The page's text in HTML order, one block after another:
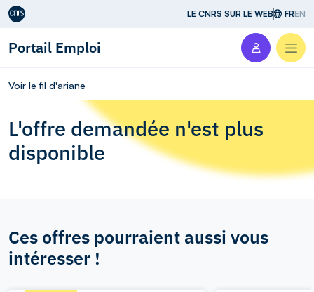
Aller au contenu LE CNRS SUR LE WEB FREN
Portail Emploi
Voir le fil d'ariane
L'offre demandée n'est plus
disponible
Ces offres pourraient aussi vous
intéresser !